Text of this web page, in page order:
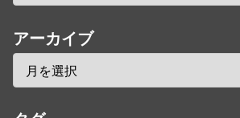
アーカイブ